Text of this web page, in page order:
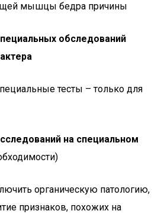
мышцы бедра причины
обследований
тесты – только для
на специальном
органическую патологию,
признаков, похожих на